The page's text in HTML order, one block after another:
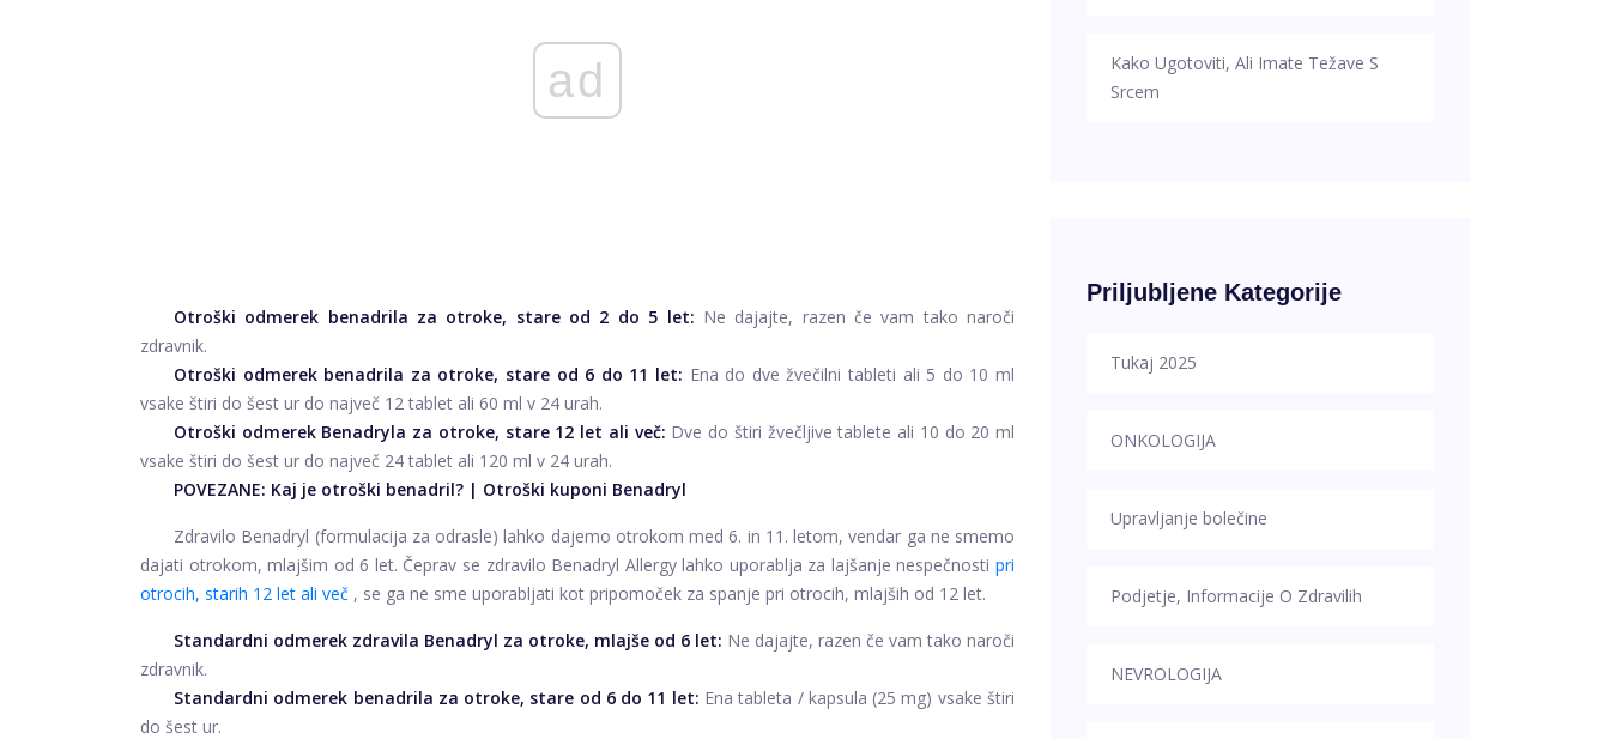
ad
Otroški odmerek benadrila za otroke, stare od 2 do 5 let: Ne dajajte, razen če vam tako naroči
zdravnik.
Otroški odmerek benadrila za otroke, stare od 6 do 11 let: Ena do dve žvečilni tableti ali 5 do 10 ml
vsake štiri do šest ur do največ 12 tablet ali 60 ml v 24 urah.
Otroški odmerek Benadryla za otroke, stare 12 let ali več: Dve do štiri žvečljive tablete ali 10 do 20 ml
vsake štiri do šest ur do največ 24 tablet ali 120 ml v 24 urah.
POVEZANE: Kaj je otroški benadril? | Otroški kuponi Benadryl
Zdravilo Benadryl (formulacija za odrasle) lahko dajemo otrokom med 6. in 11. letom, vendar ga ne smemo
dajati otrokom, mlajšim od 6 let. Čeprav se zdravilo Benadryl Allergy lahko uporablja za lajšanje nespečnosti pri
otrocih, starih 12 let ali več , se ga ne sme uporabljati kot pripomoček za spanje pri otrocih, mlajših od 12 let.
Standardni odmerek zdravila Benadryl za otroke, mlajše od 6 let: Ne dajajte, razen če vam tako naroči
zdravnik.
Standardni odmerek benadrila za otroke, stare od 6 do 11 let: Ena tableta / kapsula (25 mg) vsake štiri
do šest ur.
Kako Ugotoviti, Ali Imate Težave S
Srcem
Priljubljene Kategorije
Tukaj 2025
ONKOLOGIJA
Upravljanje bolečine
Podjetje, Informacije O Zdravilih
NEVROLOGIJA